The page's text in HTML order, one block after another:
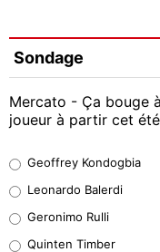
Sondage
Mercato - Ça bouge
joueur à partir cet
38%
32%
Geoffrey Kondogbia
Leonardo Balerdi
Geronimo Rulli
Quinten Timber